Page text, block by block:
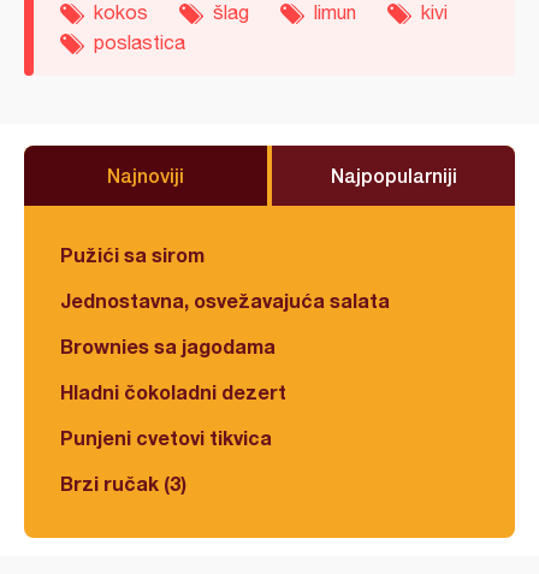
kokos šlag limun
kivi
poslastica
Najnoviji Najpopularniji
Pužići sa sirom
Jednostavna, osvežavajuća salata
Brownies sa jagodama
Hladni čokoladni dezert
Punjeni cvetovi tikvica
Brzi ručak (3)